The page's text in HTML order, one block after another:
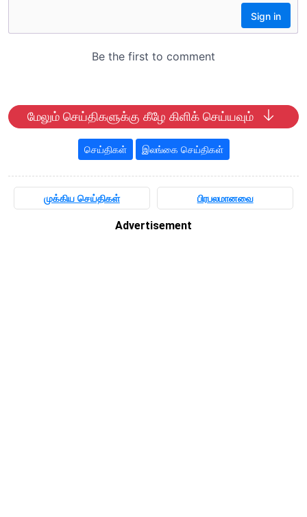
மேலும் செய்திகளுக்கு கீழே கிளிக் செய்யவும்
செய்திகள் இலங்கை செய்திகள்
முக்கிய செய்திகள் பிரபலமானவை
Advertisement